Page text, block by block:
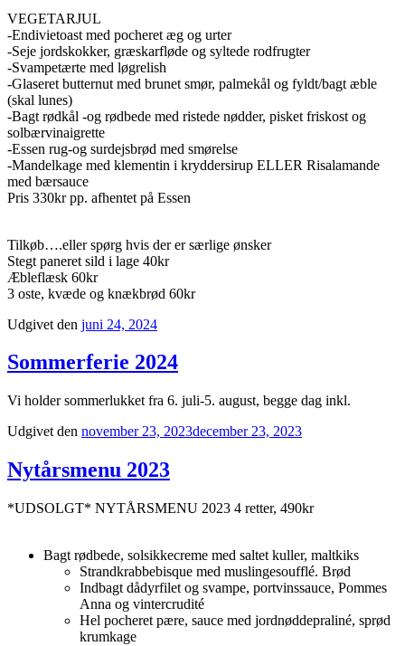
VEGETARJUL
-Endivietoast med pocheret æg og urter
-Seje jordskokker, græskarfløde og syltede rodfrugter
-Svampetærte med løgrelish
-Glaseret butternut med brunet smør, palmekål og fyldt/bagt æble
(skal lunes)
-Bagt rødkål -og rødbede med ristede nødder, pisket friskost og
solbærvinaigrette
-Essen rug-og surdejsbrød med smørelse
-Mandelkage med klementin i kryddersirup ELLER Risalamande
med bærsauce
Pris 330kr pp. afhentet på Essen
Tilkøb….eller spørg hvis der er særlige ønsker
Stegt paneret sild i lage 40kr
Æbleflæsk 60kr
3 oste, kvæde og knækbrød 60kr
Udgivet den juni 24, 2024
Sommerferie 2024
Vi holder sommerlukket fra 6. juli-5. august, begge dag inkl.
Udgivet den november 23, 2023december 23, 2023
Nytårsmenu 2023
*UDSOLGT* NYTÅRSMENU 2023 4 retter, 490kr
Bagt rødbede, solsikkecreme med saltet kuller, maltkiks
Strandkrabbebisque med muslingesoufflé. Brød
Indbagt dådyrfilet og svampe, portvinssauce, Pommes
Anna og vintercrudité
Hel pocheret pære, sauce med jordnøddepraliné, sprød
krumkage